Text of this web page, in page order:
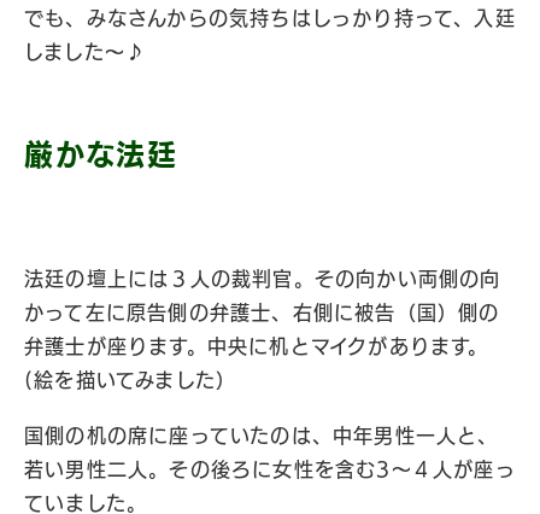
でも、みなさんからの気持ちはしっかり持って、入廷
しました〜♪
厳かな法廷
法廷の壇上には３人の裁判官。その向かい両側の向
かって左に原告側の弁護士、右側に被告（国）側の
弁護士が座ります。中央に机とマイクがあります。
(絵を描いてみました）
国側の机の席に座っていたのは、中年男性一人と、
若い男性二人。その後ろに女性を含む3〜４人が座っ
ていました。